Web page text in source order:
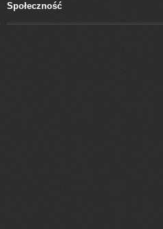
Społeczność